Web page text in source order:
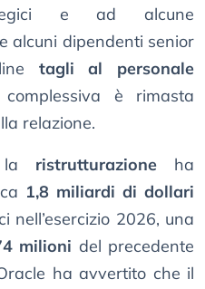
e ad alcune
alcuni dipendenti senior
tagli al personale
è rimasta
relazione.
la ristrutturazione ha
1,8 miliardi di dollari
nell’esercizio 2026, una
milioni del precedente
ha avvertito che il